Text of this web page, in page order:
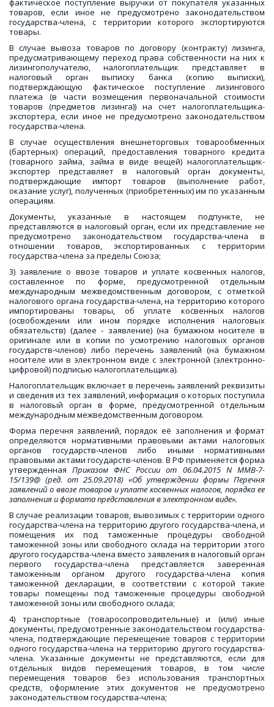
фактическое поступление выручки от покупателя указанных
товаров, если иное не предусмотрено законодательством
государства-члена, с территории которого экспортируются
товары.
В случае вывоза товаров по договору (контракту) лизинга,
предусматривающему переход права собственности на них к
лизингополучателю, налогоплательщик представляет в
налоговый орган выписку банка (копию выписки),
подтверждающую фактическое поступление лизингового
платежа (в части возмещения первоначальной стоимости
товаров (предметов лизинга)) на счет налогоплательщика-
экспортера, если иное не предусмотрено законодательством
государства-члена.
В случае осуществления внешнеторговых товарообменных
(бартерных) операций, предоставления товарного кредита
(товарного займа, займа в виде вещей) налогоплательщик-
экспортер представляет в налоговый орган документы,
подтверждающие импорт товаров (выполнение работ,
оказание услуг), полученных (приобретенных) им по указанным
операциям.
Документы, указанные в настоящем подпункте, не
представляются в налоговый орган, если их представление не
предусмотрено законодательством государства-члена в
отношении товаров, экспортированных с территории
государства-члена за пределы Союза;
3) заявление о ввозе товаров и уплате косвенных налогов,
составленное по форме, предусмотренной отдельным
международным межведомственным договором, с отметкой
налогового органа государства-члена, на территорию которого
импортированы товары, об уплате косвенных налогов
(освобождении или ином порядке исполнения налоговых
обязательств) (далее - заявление) (на бумажном носителе в
оригинале или в копии по усмотрению налоговых органов
государств-членов) либо перечень заявлений (на бумажном
носителе или в электронном виде с электронной (электронно-
цифровой) подписью налогоплательщика).
Налогоплательщик включает в перечень заявлений реквизиты
и сведения из тех заявлений, информация о которых поступила
в налоговый орган в форме, предусмотренной отдельным
международным межведомственным договором.
Форма перечня заявлений, порядок её заполнения и формат
определяются нормативными правовыми актами налоговых
органов государств-членов либо иными нормативными
правовыми актами государств-членов. В РФ применяется форма
утвержденнаяПриказом ФНС России от 06.04.2015 N ММВ-7-
15/139@ (ред. от 25.09.2018) «Об утверждении формы Перечня
заявлений о ввозе товаров и уплате косвенных налогов, порядка ее
заполнения и формата представления в электронном виде».
В случае реализации товаров, вывозимых с территории одного
государства-члена на территорию другого государства-члена, и
помещения их под таможенные процедуры свободной
таможенной зоны или свободного склада на территории этого
другого государства-члена вместо заявления в налоговый орган
первого государства-члена представляется заверенная
таможенным органом другого государства-члена копия
таможенной декларации, в соответствии с которой такие
товары помещены под таможенные процедуры свободной
таможенной зоны или свободного склада;
4) транспортные (товаросопроводительные) и (или) иные
документы, предусмотренные законодательством государства-
члена, подтверждающие перемещение товаров с территории
одного государства-члена на территорию другого государства-
члена. Указанные документы не представляются, если для
отдельных видов перемещения товаров, в том числе
перемещения товаров без использования транспортных
средств, оформление этих документов не предусмотрено
законодательством государства-члена;